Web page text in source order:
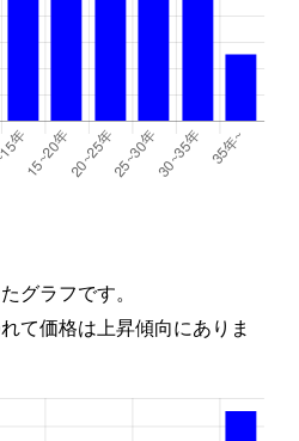
グラフです。
て価格は上昇傾向にありま